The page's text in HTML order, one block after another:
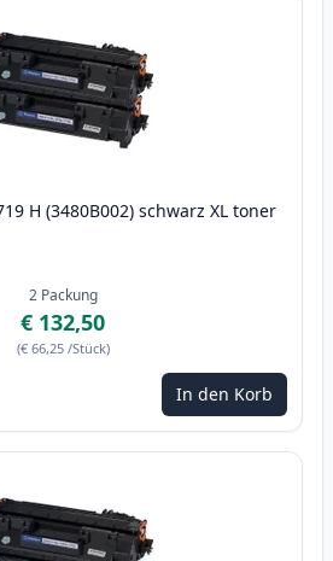
H (3480B002) schwarz XL toner
2 Packung
€ 132,50
(€ 66,25 /Stück)
um anzupassenIn den Korb